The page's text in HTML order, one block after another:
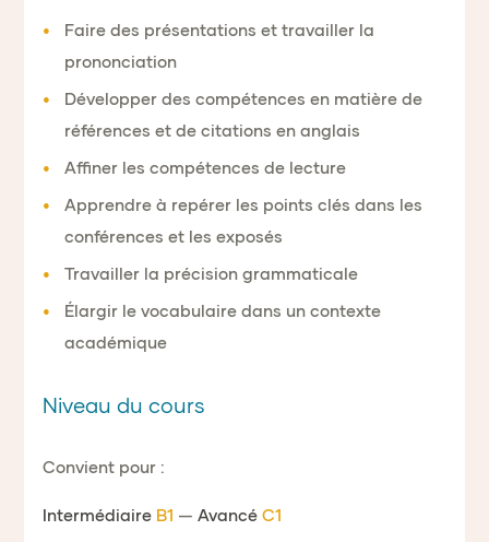
Faire des présentations et travailler la
prononciation
Développer des compétences en matière de
références et de citations en anglais
Affiner les compétences de lecture
Apprendre à repérer les points clés dans les
conférences et les exposés
Travailler la précision grammaticale
Élargir le vocabulaire dans un contexte
académique
Niveau du cours
Convient pour :
Intermédiaire B1 — Avancé C1